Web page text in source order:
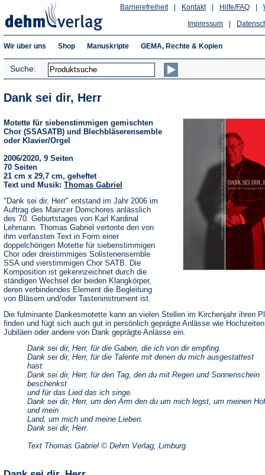
Hilfe/FAQ
Kontakt
Barrierefreiheit
Impressum
Wir über uns Shop Manuskripte GEMA, Rechte & Kopien
Suche:
Dank sei dir, Herr
Motette für siebenstimmigen gemischten
Chor (SSASATB) und Blechbläserensemble
oder Klavier/Orgel
2006/2020, 9 Seiten
70 Seiten
21 cm x 29,7 cm, geheftet
Text und Musik: Thomas Gabriel
"Dank sei dir, Herr" entstand im Jahr 2006 im
Auftrag des Mainzer Domchores anlässlich
des 70. Geburtstages von Karl Kardinal
Lehmann. Thomas Gabriel vertonte den von
ihm verfassten Text in Form einer
doppelchörigen Motette für siebenstimmigen
Chor oder dreistimmiges Solistenensemble
SSA und vierstimmigen Chor SATB. Die
Komposition ist gekennzeichnet durch die
ständigen Wechsel der beiden Klangkörper,
deren verbindendes Element die Begleitung
von Bläsern und/oder Tasteninstrument ist.
Die fulminante Dankesmotette kann an vielen Stellen im Kirchenjahr ihren
finden und fügt sich auch gut in persönlich geprägte Anlässe wie
Jubiläen oder andere von Dank geprägte Anlässe ein.
Dank sei dir, Herr, für die Gaben, die ich von dir empfing.
Dank sei dir, Herr, für die Talente mit denen du mich ausgestattest
hast.
Dank sei dir, Herr, für den Tag, den du mit Regen und Sonnenschein
beschenkst
und für das Lied das ich singe.
Dank sei dir, Herr, um den Arm den du um mich legst, um meinen Hof
und mein
Land, um mich und meine Lieben.
Dank sei dir, Herr.
Text Thomas Gabriel © Dehm Verlag, Limburg